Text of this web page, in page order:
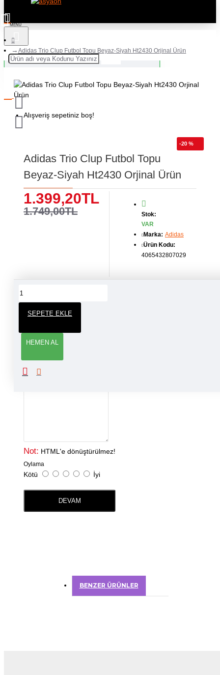
Alışveriş sepetiniz boş!
Adidas Trio Clup Futbol Topu Beyaz-Siyah Ht2430 Orjinal Ürün
-20 %
Adidas Trio Clup Futbol Topu
Beyaz-Siyah Ht2430 Orjinal Ürün
1.399,20TL
1.749,00TL
Stok:
VAR
Marka: Adidas
Ürün Kodu:
4065432807029
SEPETE EKLE
HEMEN AL
ÜRÜN YORUMLARI
Not: HTML'e dönüştürülmez!
Oylama
Kötü İyi
DEVAM
BENZER ÜRÜNLER